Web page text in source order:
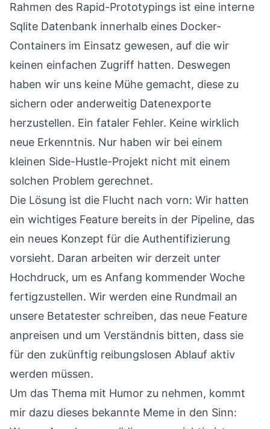
Rahmen des Rapid-Prototypings ist eine interne
Sqlite Datenbank innerhalb eines Docker-
Containers im Einsatz gewesen, auf die wir
keinen einfachen Zugriff hatten. Deswegen
haben wir uns keine Mühe gemacht, diese zu
sichern oder anderweitig Datenexporte
herzustellen. Ein fataler Fehler. Keine wirklich
neue Erkenntnis. Nur haben wir bei einem
kleinen Side-Hustle-Projekt nicht mit einem
solchen Problem gerechnet.
Die Lösung ist die Flucht nach vorn: Wir hatten
ein wichtiges Feature bereits in der Pipeline, das
ein neues Konzept für die Authentifizierung
vorsieht. Daran arbeiten wir derzeit unter
Hochdruck, um es Anfang kommender Woche
fertigzustellen. Wir werden eine Rundmail an
unsere Betatester schreiben, das neue Feature
anpreisen und um Verständnis bitten, dass sie
für den zukünftig reibungslosen Ablauf aktiv
werden müssen.
Um das Thema mit Humor zu nehmen, kommt
mir dazu dieses bekannte Meme in den Sinn: